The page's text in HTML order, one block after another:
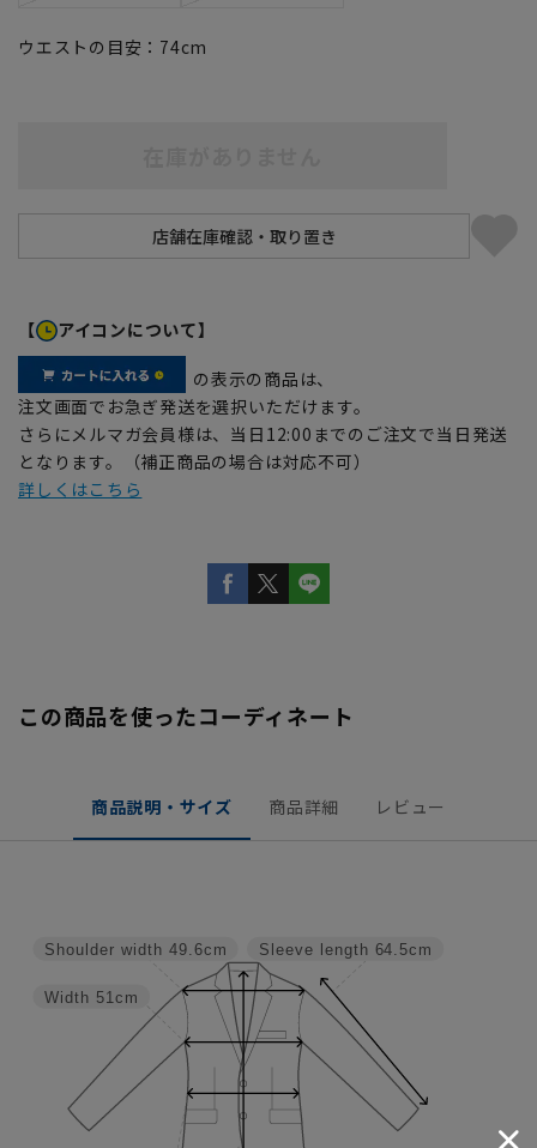
ウエストの目安： 74cm
【 アイコンについて】
の表示の商品は、
注文画面でお急ぎ発送を選択いただけます。
さらにメルマガ会員様は、当日12:00までのご注文で当日発送
となります。（補正商品の場合は対応不可）
詳しくはこちら
この商品を使ったコーディネート
商品説明・サイズ 商品詳細 レビュー
Sleeve length 64.5cm
Width 51cm
Shoulder width 49.6cm